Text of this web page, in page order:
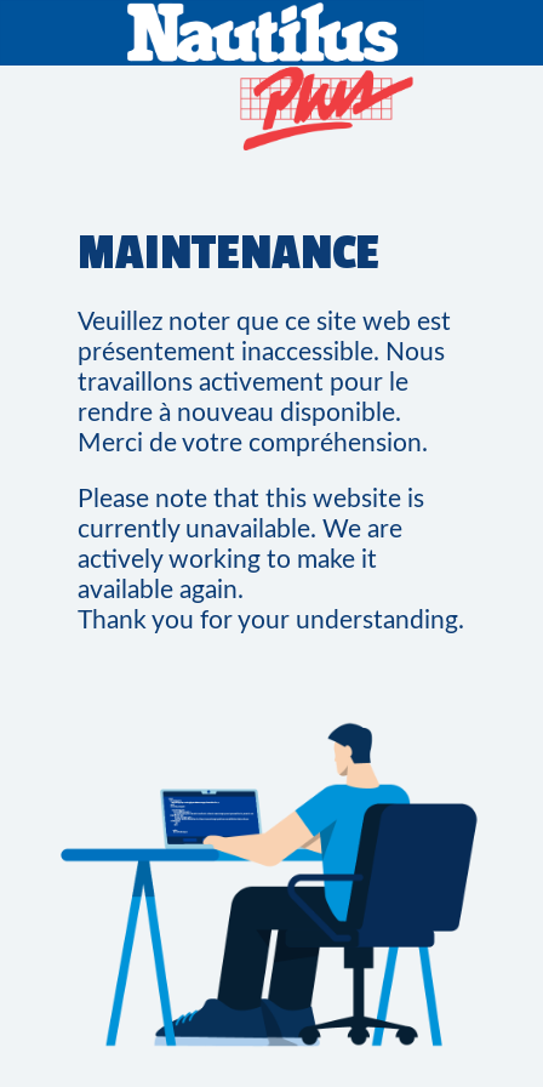
MAINTENANCE
Veuillez noter que ce site web est
présentement inaccessible. Nous
travaillons activement pour le
rendre à nouveau disponible.
Merci de votre compréhension.
Please note that this website is
currently unavailable. We are
actively working to make it
available again.
Thank you for your understanding.